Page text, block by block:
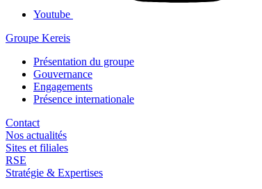
Youtube
Groupe Kereis
Présentation du groupe
Gouvernance
Engagements
Présence internationale
Contact
Nos actualités
Sites et filiales
RSE
Stratégie & Expertises